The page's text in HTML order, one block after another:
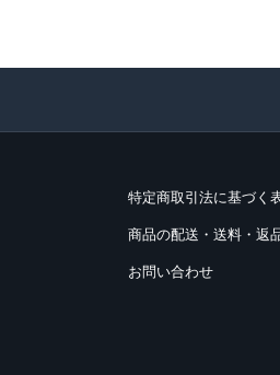
特定商取引法に基づく
商品の配送・送料・返
お問い合わせ